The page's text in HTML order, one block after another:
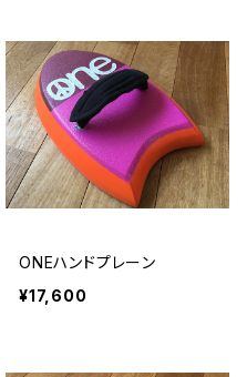
ONEハンドプレーン
¥17,600